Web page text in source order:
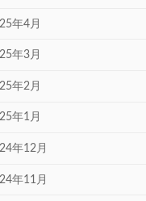
年4月
年3月
年2月
年1月
年12月
年11月